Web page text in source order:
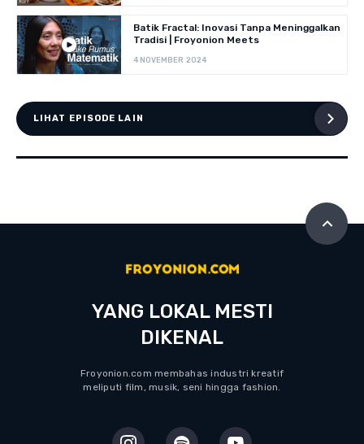
Batik Fractal: Inovasi Tanpa Meninggalkan
Tradisi | Froyonion Meets
4 NOVEMBER 2024
LIHAT EPISODE LAIN
YANG LOKAL MESTI
DIKENAL
Froyonion.com membahas industri kreatif
meliputi film, musik, seni hingga fashion.